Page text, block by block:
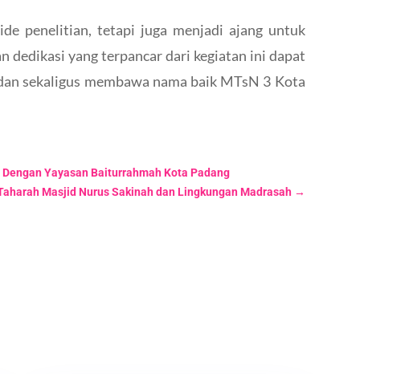
penelitian, tetapi juga menjadi ajang untuk
dedikasi yang terpancar dari kegiatan ini dapat
sekaligus membawa nama baik MTsN 3 Kota
Yayasan Baiturrahmah Kota Padang
Masjid Nurus Sakinah dan Lingkungan Madrasah→